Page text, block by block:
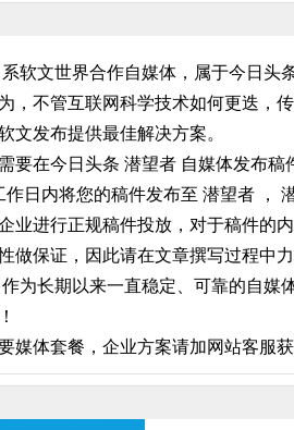
软文世界合作自媒体，属于今日头
，不管互联网科学技术如何更迭，
文发布提供最佳解决方案。
要在今日头条 潜望者 自媒体发布
作日内将您的稿件发布至 潜望者 ，
业进行正规稿件投放，对于稿件的
做保证，因此请在文章撰写过程中
为长期以来一直稳定、可靠的自媒
媒体套餐，企业方案请加网站客服